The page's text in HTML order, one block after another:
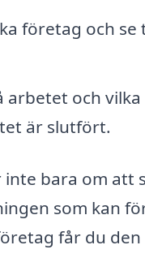
företag och
arbetet och
är slutfört.
bara om att
som kan
får du